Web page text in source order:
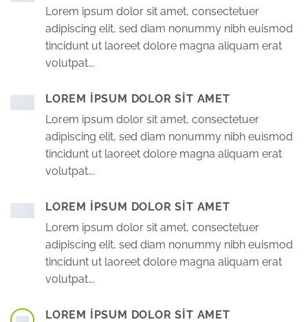
Lorem ipsum dolor sit amet, consectetuer
adipiscing elit, sed diam nonummy nibh euismod
tincidunt ut laoreet dolore magna aliquam erat
volutpat….
LOREM IPSUM DOLOR SIT AMET
Lorem ipsum dolor sit amet, consectetuer
adipiscing elit, sed diam nonummy nibh euismod
tincidunt ut laoreet dolore magna aliquam erat
volutpat….
LOREM IPSUM DOLOR SIT AMET
Lorem ipsum dolor sit amet, consectetuer
adipiscing elit, sed diam nonummy nibh euismod
tincidunt ut laoreet dolore magna aliquam erat
volutpat….
LOREM IPSUM DOLOR SIT AMET